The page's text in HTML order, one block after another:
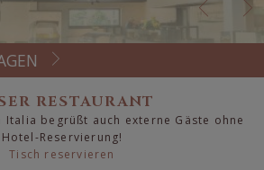
RESTAURANT
Italia begrüßt auch externe Gäste ohne
Hotel-Reservierung!
Tisch reservieren